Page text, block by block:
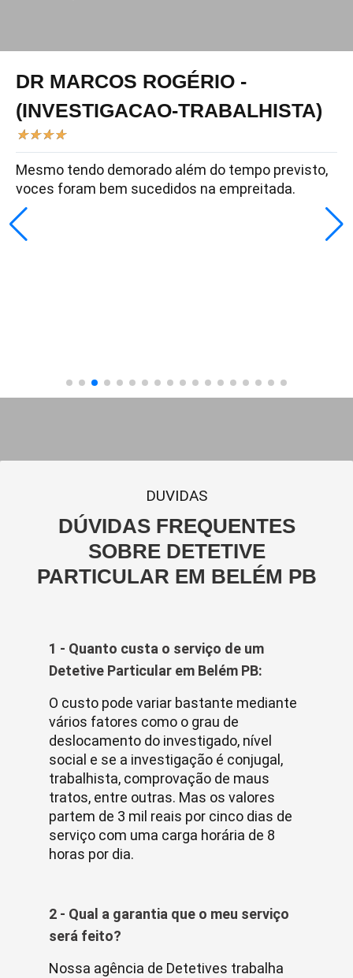
DR MARCOS ROGÉRIO -
(INVESTIGACAO-TRABALHISTA)
★★★★
Mesmo tendo demorado além do tempo previsto,
voces foram bem sucedidos na empreitada.
DUVIDAS
DÚVIDAS FREQUENTES
SOBRE DETETIVE
PARTICULAR EM BELÉM PB
1 - Quanto custa o serviço de um
Detetive Particular em Belém PB:
O custo pode variar bastante mediante
vários fatores como o grau de
deslocamento do investigado, nível
social e se a investigação é conjugal,
trabalhista, comprovação de maus
tratos, entre outras. Mas os valores
partem de 3 mil reais por cinco dias de
serviço com uma carga horária de 8
horas por dia.
2 - Qual a garantia que o meu serviço
será feito?
Nossa agência de Detetives trabalha